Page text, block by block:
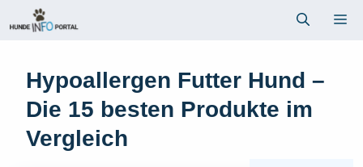
Inhalt
Hypoallergen Futter Hund –
Die 15 besten Produkte im
Vergleich